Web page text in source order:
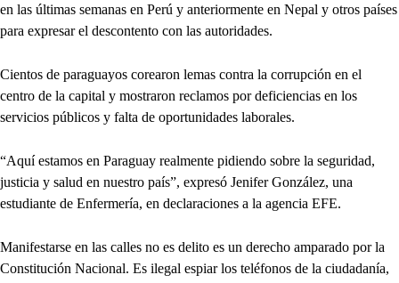
en las últimas semanas en Perú y anteriormente en Nepal y otros países
para expresar el descontento con las autoridades.
Cientos de paraguayos corearon lemas contra la corrupción en el
centro de la capital y mostraron reclamos por deficiencias en los
servicios públicos y falta de oportunidades laborales.
“Aquí estamos en Paraguay realmente pidiendo sobre la seguridad,
justicia y salud en nuestro país”, expresó Jenifer González, una
estudiante de Enfermería, en declaraciones a la agencia EFE.
Manifestarse en las calles no es delito es un derecho amparado por la
Constitución Nacional. Es ilegal espiar los teléfonos de la ciudadanía,